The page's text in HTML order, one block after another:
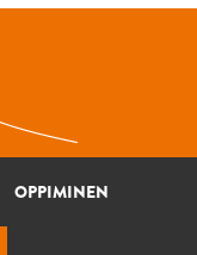
OPPIMINEN